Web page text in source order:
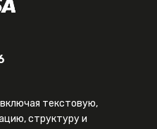
текстовую,
структуру и